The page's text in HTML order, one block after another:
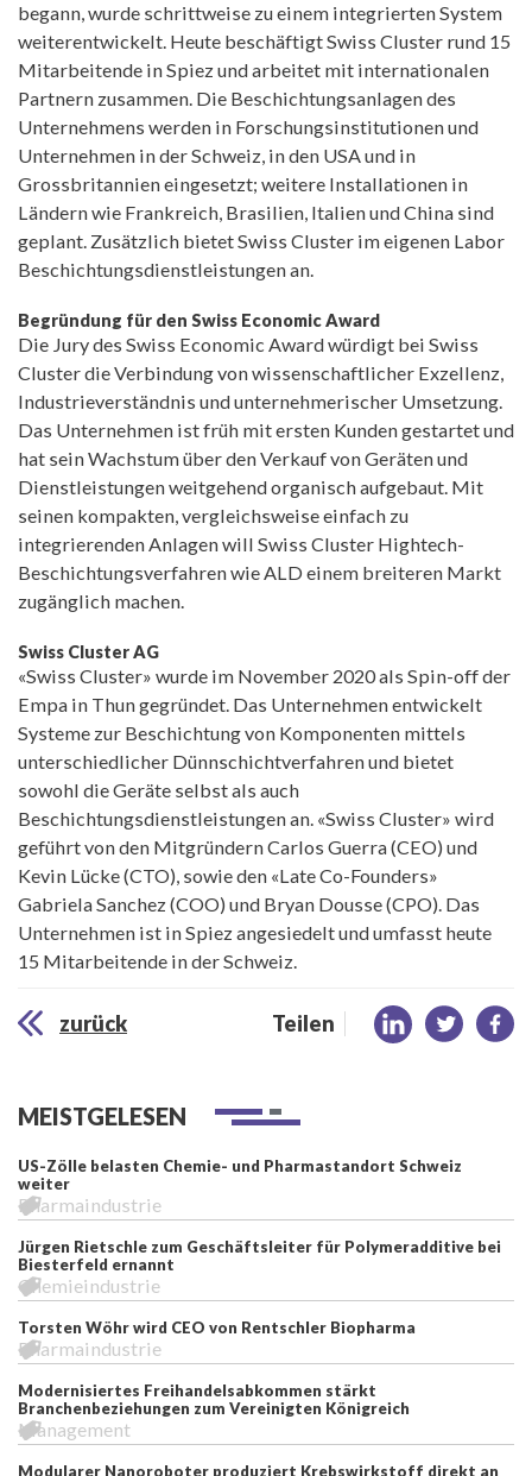
begann, wurde schrittweise zu einem integrierten System
weiterentwickelt. Heute beschäftigt Swiss Cluster rund 15
Mitarbeitende in Spiez und arbeitet mit internationalen
Partnern zusammen. Die Beschichtungsanlagen des
Unternehmens werden in Forschungsinstitutionen und
Unternehmen in der Schweiz, in den USA und in
Grossbritannien eingesetzt; weitere Installationen in
Ländern wie Frankreich, Brasilien, Italien und China sind
geplant. Zusätzlich bietet Swiss Cluster im eigenen Labor
Beschichtungsdienstleistungen an.
Begründung für den Swiss Economic Award
Die Jury des Swiss Economic Award würdigt bei Swiss
Cluster die Verbindung von wissenschaftlicher Exzellenz,
Industrieverständnis und unternehmerischer Umsetzung.
Das Unternehmen ist früh mit ersten Kunden gestartet und
hat sein Wachstum über den Verkauf von Geräten und
Dienstleistungen weitgehend organisch aufgebaut. Mit
seinen kompakten, vergleichsweise einfach zu
integrierenden Anlagen will Swiss Cluster Hightech-
Beschichtungsverfahren wie ALD einem breiteren Markt
zugänglich machen.
Swiss Cluster AG
«Swiss Cluster» wurde im November 2020 als Spin-off der
Empa in Thun gegründet. Das Unternehmen entwickelt
Systeme zur Beschichtung von Komponenten mittels
unterschiedlicher Dünnschichtverfahren und bietet
sowohl die Geräte selbst als auch
Beschichtungsdienstleistungen an. «Swiss Cluster» wird
geführt von den Mitgründern Carlos Guerra (CEO) und
Kevin Lücke (CTO), sowie den «Late Co-Founders»
Gabriela Sanchez (COO) und Bryan Dousse (CPO). Das
Unternehmen ist in Spiez angesiedelt und umfasst heute
15 Mitarbeitende in der Schweiz.
zurück Teilen
MEISTGELESEN
US-Zölle belasten Chemie- und Pharmastandort Schweiz
weiter
Pharmaindustrie
Jürgen Rietschle zum Geschäftsleiter für Polymeradditive bei
Biesterfeld ernannt
Chemieindustrie
Torsten Wöhr wird CEO von Rentschler Biopharma
Pharmaindustrie
Modernisiertes Freihandelsabkommen stärkt
Branchenbeziehungen zum Vereinigten Königreich
Management
Modularer Nanoroboter produziert Krebswirkstoff direkt an